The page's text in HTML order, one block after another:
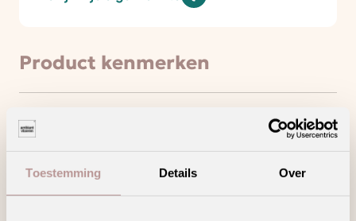
Toestemming Details Over
Product kenmerken
Minder loopgeluid voor meer wooncomfort
decor en/of patroon
Deze vloer haalt het maximale uit jouw